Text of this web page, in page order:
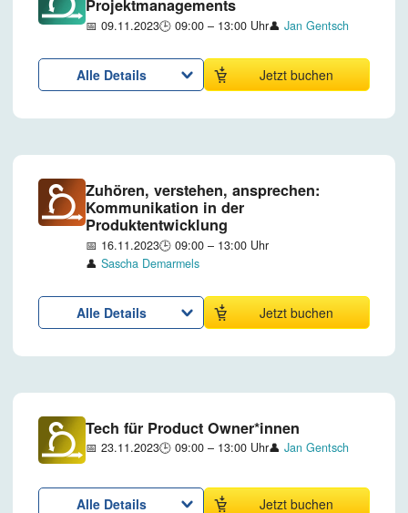
Projektmanagements
📅 09.11.2023🕒 09:00 – 13:00 Uhr👤 Jan Gentsch
Alle Details Jetzt buchen
Zuhören, verstehen, ansprechen:
Kommunikation in der
Produktentwicklung
📅 16.11.2023🕒 09:00 – 13:00 Uhr
👤 Sascha Demarmels
Alle Details Jetzt buchen
Tech für Product Owner*innen
📅 23.11.2023🕒 09:00 – 13:00 Uhr👤 Jan Gentsch
Alle Details Jetzt buchen